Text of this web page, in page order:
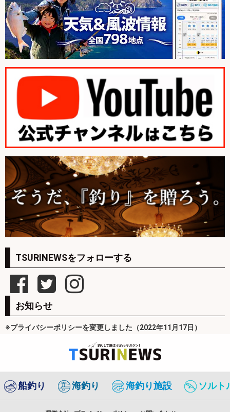
TSURINEWSをフォローする
お知らせ
※プライバシーポリシーを変更しました（2022年11月17日）
船釣り 海釣り 海釣り施設 ソルト